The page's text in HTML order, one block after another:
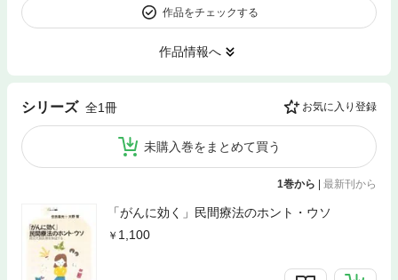
作品をチェックする
作品情報へ
シリーズ 全1冊 お気に入り登録
未購入巻をまとめて買う
1巻から 最新刊から
「がんに効く」民間療法のホント・ウソ
1,100